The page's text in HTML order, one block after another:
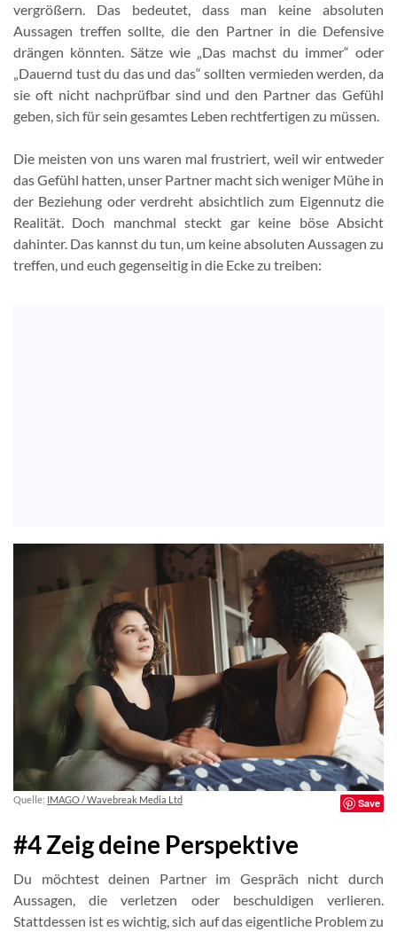
vergrößern. Das bedeutet, dass man keine absoluten
Aussagen treffen sollte, die den Partner in die Defensive
drängen könnten. Sätze wie „Das machst du immer“ oder
„Dauernd tust du das und das“ sollten vermieden werden, da
sie oft nicht nachprüfbar sind und den Partner das Gefühl
geben, sich für sein gesamtes Leben rechtfertigen zu müssen.
Die meisten von uns waren mal frustriert, weil wir entweder
das Gefühl hatten, unser Partner macht sich weniger Mühe in
der Beziehung oder verdreht absichtlich zum Eigennutz die
Realität. Doch manchmal steckt gar keine böse Absicht
dahinter. Das kannst du tun, um keine absoluten Aussagen zu
treffen, und euch gegenseitig in die Ecke zu treiben:
Quelle: IMAGO / Wavebreak Media Ltd Save
#4 Zeig deine Perspektive
Du möchtest deinen Partner im Gespräch nicht durch
Aussagen, die verletzen oder beschuldigen verlieren.
Stattdessen ist es wichtig, sich auf das eigentliche Problem zu